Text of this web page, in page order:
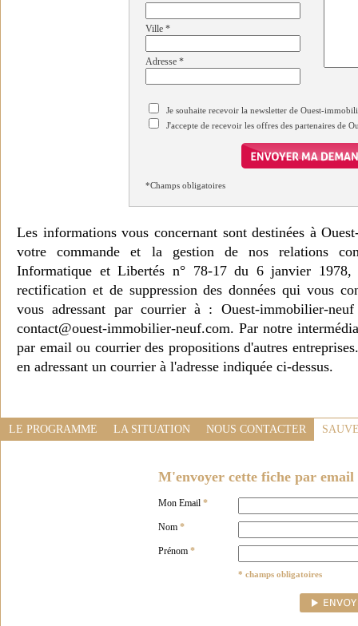
Ville *
Adresse *
Je souhaite recevoir la newsletter de Ouest-
J'accepte de recevoir les offres des partenaires de
*Champs obligatoires
Les informations vous concernant sont destinées à
votre commande et la gestion de nos relations
Informatique et Libertés n° 78-17 du 6 janvier 1978,
rectification et de suppression des données qui vous
vous adressant par courrier à : Ouest-immobilier-
contact@ouest-immobilier-neuf.com. Par notre
par email ou courrier des propositions d'autres
en adressant un courrier à l'adresse indiquée ci-dessus.
LE PROGRAMME LA SITUATION NOUS CONTACTER
M'envoyer cette fiche par email
Mon Email *
Nom *
Prénom *
* champs obligatoires